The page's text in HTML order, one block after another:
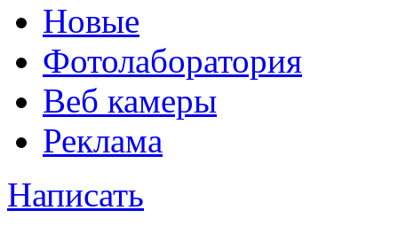
Новые
Фотолаборатория
Веб камеры
Реклама
Написать